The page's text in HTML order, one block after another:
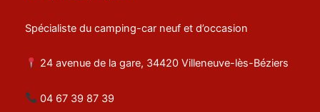
Spécialiste du camping-car neuf et d’occasion
24 avenue de la gare, 34420 Villeneuve-lès-Béziers
04 67 39 87 39